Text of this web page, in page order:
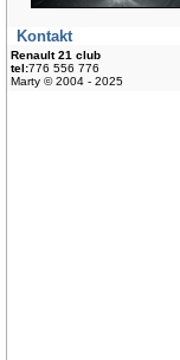
Kontakt
Renault 21 club
tel:776 556 776
Marty © 2004 - 2025